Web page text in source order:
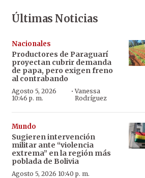
Últimas Noticias
Nacionales
Productores de Paraguarí
proyectan cubrir demanda
de papa, pero exigen freno
al contrabando
Agosto 5, 2026
10:46 p. m.
·Vanessa
Rodríguez
Mundo
Sugieren intervención
militar ante “violencia
extrema” en la región más
poblada de Bolivia
Agosto 5, 2026 10:40 p. m.